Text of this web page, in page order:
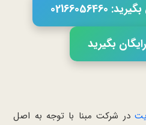
بگیرید
در شرکت مبنا با توجه به اصل